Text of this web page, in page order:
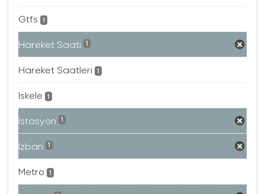
Gtfs 1
Hareket Saati 1
Hareket Saatleri 1
Iskele 1
Istasyon 1
Izban 1
Metro 1